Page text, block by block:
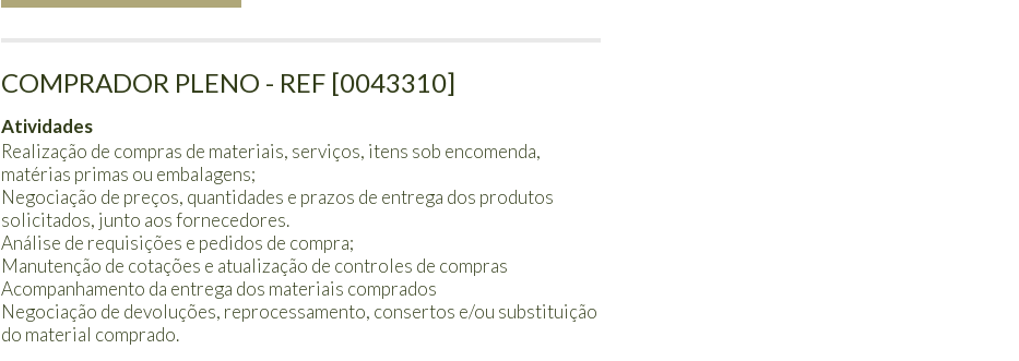
COMPRADOR PLENO - REF [0043310]
Atividades
Realização de compras de materiais, serviços, itens sob encomenda,
matérias primas ou embalagens;
Negociação de preços, quantidades e prazos de entrega dos produtos
solicitados, junto aos fornecedores.
Análise de requisições e pedidos de compra;
Manutenção de cotações e atualização de controles de compras
Acompanhamento da entrega dos materiais comprados
Negociação de devoluções, reprocessamento, consertos e/ou substituição
do material comprado.